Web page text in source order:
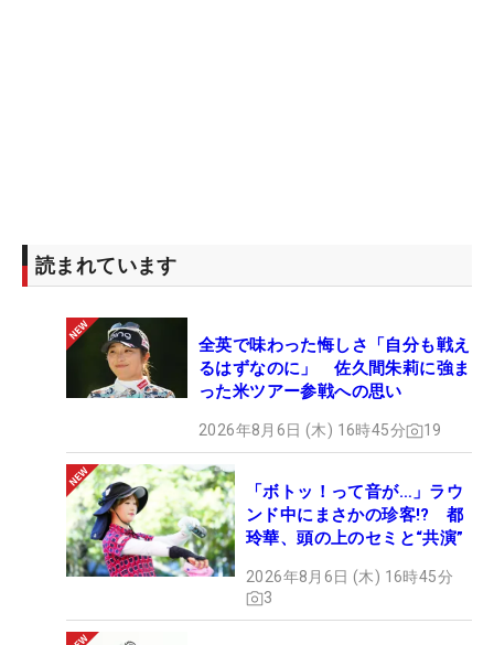
読まれています
全英で味わった悔しさ「自分も戦え
るはずなのに」 佐久間朱莉に強ま
った米ツアー参戦への思い
2026年8月6日 (木) 16時45分 19
「ボトッ！って音が…」ラウ
ンド中にまさかの珍客!? 都
玲華、頭の上のセミと“共演”
2026年8月6日 (木) 16時45分
3